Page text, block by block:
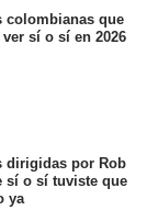
colombianas que
sí o sí en 2026
dirigidas por Rob
sí o sí tuviste que
ya